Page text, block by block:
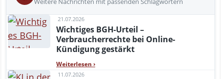
21.07.2026
Wichtiges BGH-Urteil –
Verbraucherrechte bei Online-
Kündigung gestärkt
Weiterlesen ›
11.07.2026